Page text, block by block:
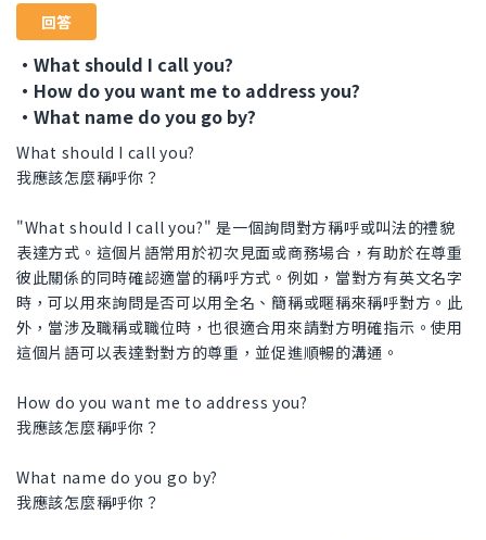
回答
・What should I call you?
・How do you want me to address you?
・What name do you go by?
What should I call you?
我應該怎麼稱呼你？
"What should I call you?" 是一個詢問對方稱呼或叫法的禮貌
表達方式。這個片語常用於初次見面或商務場合，有助於在尊重
彼此關係的同時確認適當的稱呼方式。例如，當對方有英文名字
時，可以用來詢問是否可以用全名、簡稱或暱稱來稱呼對方。此
外，當涉及職稱或職位時，也很適合用來請對方明確指示。使用
這個片語可以表達對對方的尊重，並促進順暢的溝通。
How do you want me to address you?
我應該怎麼稱呼你？
What name do you go by?
我應該怎麼稱呼你？